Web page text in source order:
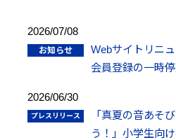
2026/07/08
Webサイトリニ
会員登録の⼀時
2026/06/30
「真夏の音あそ
う！」小学生向